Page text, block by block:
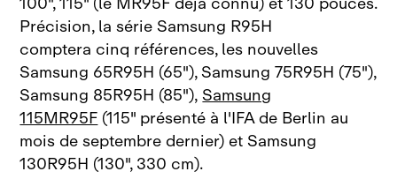
Précision, la série Samsung R95H
comptera cinq références, les nouvelles
Samsung 65R95H (65"), Samsung 75R95H (75"),
Samsung 85R95H (85"),Samsung
115MR95F(115" présenté à l'IFA de Berlin au
mois de septembre dernier) et Samsung
130R95H (130", 330 cm).